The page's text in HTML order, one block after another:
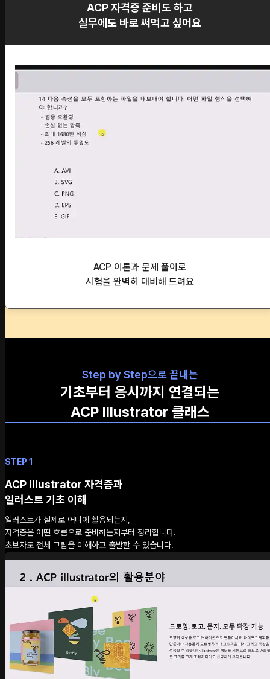
ACP 자격증 준비도 하고
실무에도 바로 써먹고 싶어요
ACP 이론과 문제 풀이로
시험을 완벽히 대비해 드려요
Step by Step으로 끝내는
기초부터 응시까지 연결되는
ACP Illustrator 클래스
STEP 1
ACP Illustrator 자격증과
일러스트 기초 이해
일러스트가 실제로 어디에 활용되는지,
자격증은 어떤 흐름으로 준비하는지부터 정리합니다.
초보자도 전체 그림을 이해하고 출발할 수 있습니다.